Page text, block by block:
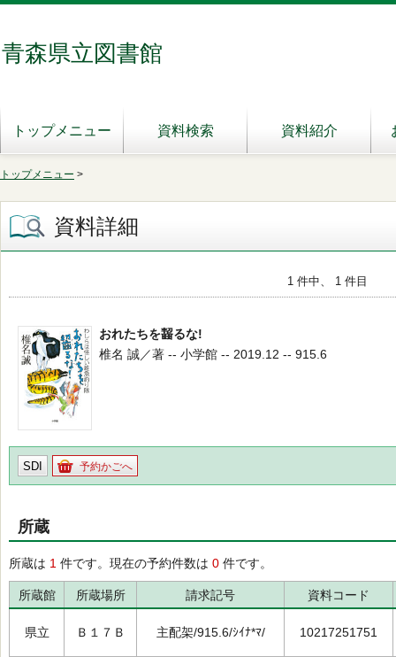
青森県立図書館
トップメニュー 資料検索 資料紹介
トップメニュー >
資料詳細
1 件中、 1 件目
おれたちを齧るな!
椎名 誠／著 -- 小学館 -- 2019.12 -- 915.6
SDI 予約かごへ
所蔵
所蔵は 1 件です。現在の予約件数は 0 件です。
所蔵館 所蔵場所 請求記号 資料コード
県立 Ｂ１７Ｂ 主配架/915.6/ｼｲﾅ*ﾏ/ 10217251751